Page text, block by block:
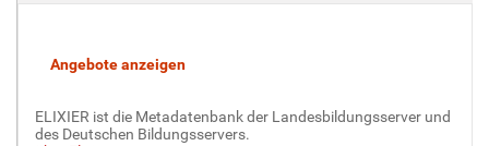
ELIXIER ist die Metadatenbank der Landesbildungsserver und
des Deutschen Bildungsservers.